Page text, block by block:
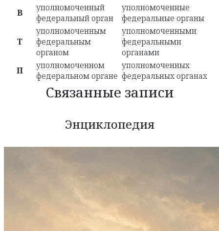
В
уполномоченный
федеральный орган
уполномоченные
федеральные органы
Т
уполномоченным
федеральным
органом
уполномоченными
федеральными
органами
П
уполномоченном
федеральном органе
уполномоченных
федеральных органах
Связанные записи
Энциклопедия